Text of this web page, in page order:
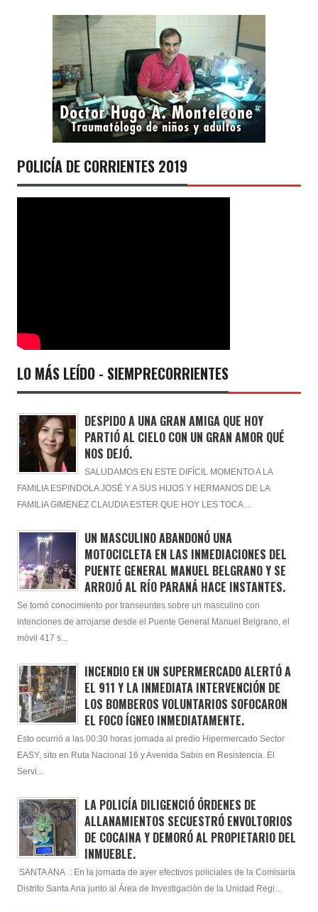
POLICÍA DE CORRIENTES 2019
LO MÁS LEÍDO - SIEMPRECORRIENTES
DESPIDO A UNA GRAN AMIGA QUE HOY
PARTIÓ AL CIELO CON UN GRAN AMOR QUÉ
NOS DEJÓ.
SALUDAMOS EN ESTE DIFÍCIL MOMENTO A LA
FAMILIA ESPINDOLA JOSÉ Y A SUS HIJOS Y HERMANOS DE LA
FAMILIA GIMENEZ CLAUDIA ESTER QUE HOY LES TOCA ...
UN MASCULINO ABANDONÓ UNA
MOTOCICLETA EN LAS INMEDIACIONES DEL
PUENTE GENERAL MANUEL BELGRANO Y SE
ARROJÓ AL RÍO PARANÁ HACE INSTANTES.
Se tomó conocimiento por transeuntes sobre un masculino con
intenciones de arrojarse desde el Puente General Manuel Belgrano, el
móvil 417 s...
INCENDIO EN UN SUPERMERCADO ALERTÓ A
EL 911 Y LA INMEDIATA INTERVENCIÓN DE
LOS BOMBEROS VOLUNTARIOS SOFOCARON
EL FOCO ÍGNEO INMEDIATAMENTE.
Esto ocurrió a las 00:30 horas jornada al predio Hipermercado Sector
EASY, sito en Ruta Nacional 16 y Avenida Sabin en Resistencia. El
Servi...
LA POLICÍA DILIGENCIÓ ÓRDENES DE
ALLANAMIENTOS SECUESTRÓ ENVOLTORIOS
DE COCAINA Y DEMORÓ AL PROPIETARIO DEL
INMUEBLE.
SANTA ANA : En la jornada de ayer efectivos policiales de la Comisaría
Distrito Santa Ana junto al Área de Investigación de la Unidad Regi...